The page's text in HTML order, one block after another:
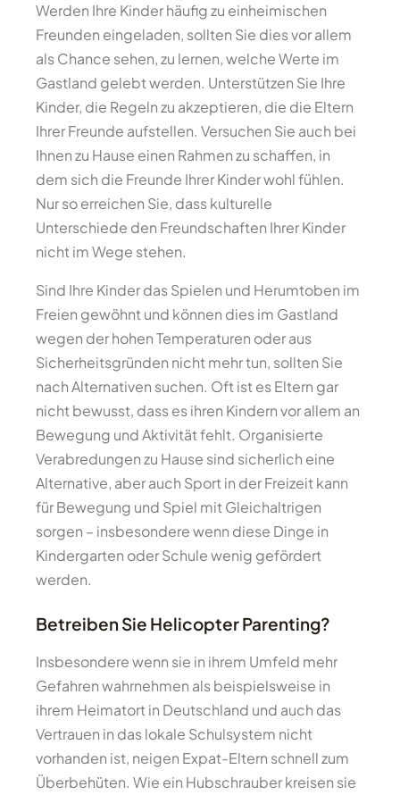
Werden Ihre Kinder häufig zu einheimischen
Freunden eingeladen, sollten Sie dies vor allem
als Chance sehen, zu lernen, welche Werte im
Gastland gelebt werden. Unterstützen Sie Ihre
Kinder, die Regeln zu akzeptieren, die die Eltern
Ihrer Freunde aufstellen. Versuchen Sie auch bei
Ihnen zu Hause einen Rahmen zu schaffen, in
dem sich die Freunde Ihrer Kinder wohl fühlen.
Nur so erreichen Sie, dass kulturelle
Unterschiede den Freundschaften Ihrer Kinder
nicht im Wege stehen.
Sind Ihre Kinder das Spielen und Herumtoben im
Freien gewöhnt und können dies im Gastland
wegen der hohen Temperaturen oder aus
Sicherheitsgründen nicht mehr tun, sollten Sie
nach Alternativen suchen. Oft ist es Eltern gar
nicht bewusst, dass es ihren Kindern vor allem an
Bewegung und Aktivität fehlt. Organisierte
Verabredungen zu Hause sind sicherlich eine
Alternative, aber auch Sport in der Freizeit kann
für Bewegung und Spiel mit Gleichaltrigen
sorgen – insbesondere wenn diese Dinge in
Kindergarten oder Schule wenig gefördert
werden.
Betreiben Sie Helicopter Parenting?
Insbesondere wenn sie in ihrem Umfeld mehr
Gefahren wahrnehmen als beispielsweise in
ihrem Heimatort in Deutschland und auch das
Vertrauen in das lokale Schulsystem nicht
vorhanden ist, neigen Expat-Eltern schnell zum
Überbehüten. Wie ein Hubschrauber kreisen sie